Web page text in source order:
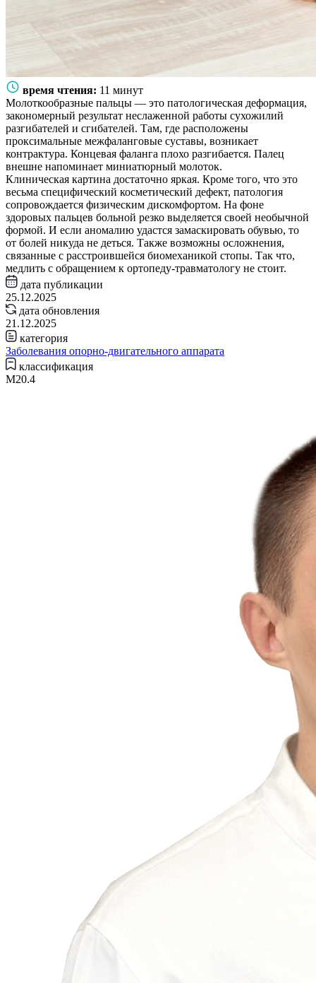
время чтения: 11 минут
Молоткообразные пальцы — это патологическая деформация,
закономерный результат неслаженной работы сухожилий
разгибателей и сгибателей. Там, где расположены
проксимальные межфаланговые суставы, возникает
контрактура. Концевая фаланга плохо разгибается. Палец
внешне напоминает миниатюрный молоток.
Клиническая картина достаточно яркая. Кроме того, что это
весьма специфический косметический дефект, патология
сопровождается физическим дискомфортом. На фоне
здоровых пальцев больной резко выделяется своей необычной
формой. И если аномалию удастся замаскировать обувью, то
от болей никуда не деться. Также возможны осложнения,
связанные с расстроившейся биомеханикой стопы. Так что,
медлить с обращением к ортопеду-травматологу не стоит.
дата публикации
25.12.2025
дата обновления
21.12.2025
категория
Заболевания опорно-двигательного аппарата
классификация
M20.4